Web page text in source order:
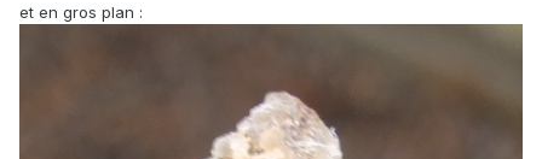
et en gros plan :